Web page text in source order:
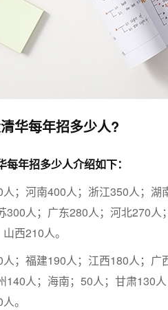
华每年招多少人?
每年招多少人介绍如下：
；河南400人；浙江350人；
300人；广东280人；河北270
西210人。
人；福建190人；江西180人；
140人；海南；50人；甘肃130
。